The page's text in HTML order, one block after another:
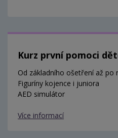
Kurz první pomoci
Od základního ošetření až po
Figuríny kojence i juniora
AED simulátor
Více informací